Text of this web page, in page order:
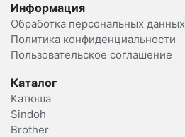
Информация
Обработка персональных данных
Политика конфиденциальности
Пользовательское соглашение
Каталог
Катюша
Sindoh
Brother